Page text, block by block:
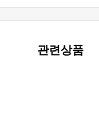
관련상품